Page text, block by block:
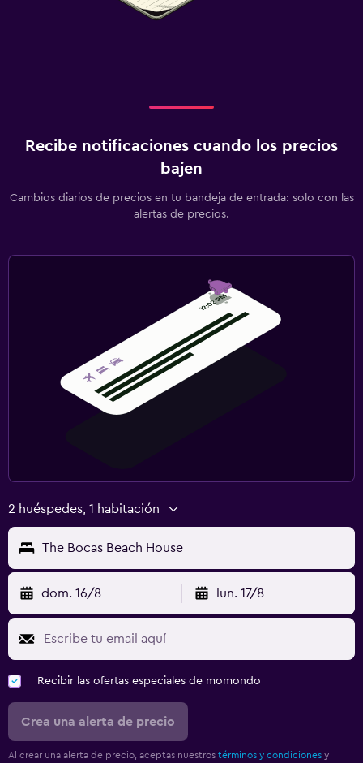
Recibe notificaciones cuando los precios
bajen
Cambios diarios de precios en tu bandeja de entrada: solo con las
alertas de precios.
2 huéspedes, 1 habitación
The Bocas Beach House
dom. 16/8 lun. 17/8
Recibir las ofertas especiales de momondo
Crea una alerta de precio
Al crear una alerta de precio, aceptas nuestros términos y condiciones y